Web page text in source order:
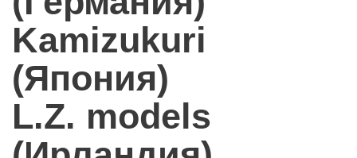
Kamizukuri
(Япония)
L.Z. models